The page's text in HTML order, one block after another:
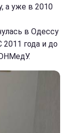
а уже в 2010
в Одессу
года и до